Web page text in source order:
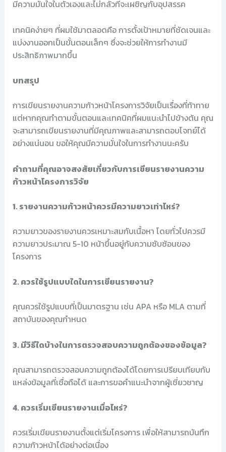
มีความมั่นใจในตัวเองและไม่กลัวที่จะเผชิญกับอุปสรรค
เทคนิคง่ายๆ ที่ผมใช้มาตลอดคือ การตั้งเป้าหมายที่ชัดเจนและ
แบ่งงานออกเป็นขั้นตอนเล็กๆ ซึ่งจะช่วยให้การทำงานมี
ประสิทธิภาพมากขึ้น
บทสรุป
การเขียนรายงานความก้าวหน้าโครงการวิจัยเป็นเรื่องที่ท้าทาย
แต่หากคุณทำตามขั้นตอนและเทคนิคที่ผมแนะนำไปข้างต้น คุณ
จะสามารถเขียนรายงานที่มีคุณภาพและสามารถตอบโจทย์ได้
อย่างแน่นอน ขอให้คุณมีความมั่นใจในการทำงานนะครับ
คำถามที่คุณอาจสงสัยเกี่ยวกับการเขียนรายงานความ
ก้าวหน้าโครงการวิจัย
1. รายงานความก้าวหน้าควรมีความยาวเท่าไหร่?
ความยาวของรายงานควรเหมาะสมกับเนื้อหา โดยทั่วไปควรมี
ความยาวประมาณ 5-10 หน้าขึ้นอยู่กับความซับซ้อนของ
โครงการ
2. ควรใช้รูปแบบใดในการเขียนรายงาน?
คุณควรใช้รูปแบบที่เป็นมาตรฐาน เช่น APA หรือ MLA ตามที่
สถาบันของคุณกำหนด
3. มีวิธีใดบ้างในการตรวจสอบความถูกต้องของข้อมูล?
คุณสามารถตรวจสอบความถูกต้องได้โดยการเปรียบเทียบกับ
แหล่งข้อมูลที่เชื่อถือได้ และการขอคำแนะนำจากผู้เชี่ยวชาญ
4. ควรเริ่มเขียนรายงานเมื่อไหร่?
ควรเริ่มเขียนรายงานตั้งแต่เริ่มโครงการ เพื่อให้สามารถบันทึก
ความก้าวหน้าได้อย่างต่อเนื่อง